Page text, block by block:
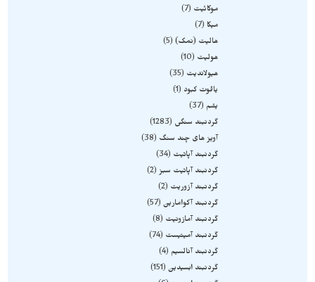
موکائیت
7
میکا
7
هالیت (نمک) 5
هولیت
10
هیولاندیت
35
یاقوت کبود
1
یشم
37
گردنبند سنگی
1283
آویز های چند سنگ
38
گردنبند آپاتیت
34
گردنبند آپاتیت سبز 2
گردنبند آزوریت
2
گردنبند آکوامارین 57
گردنبند آمازونیت
8
گردنبند آمیتیست
74
گردنبند آنالسیم
4
گردنبند ابسیدین 151